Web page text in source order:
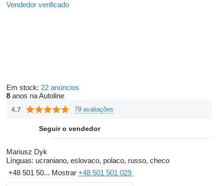
Vendedor verificado
Em stock: 22 anúncios
8 anos na Autoline
4.7 79 avaliações
Seguir o vendedor
Mariusz Dyk
Línguas: ucraniano, eslovaco, polaco, russo, checo
+48 501 50... Mostrar +48 501 501 029